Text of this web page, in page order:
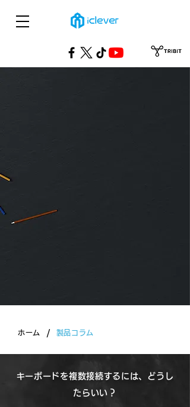
ホーム / 製品コラム
キーボードを複数接続するには、どうし
たらいい？